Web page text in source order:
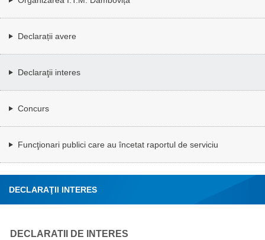
Declarații avere
Declaraţii interes
Concurs
Funcţionari publici care au încetat raportul de serviciu
DECLARAŢII INTERES
DECLARATII DE INTERES